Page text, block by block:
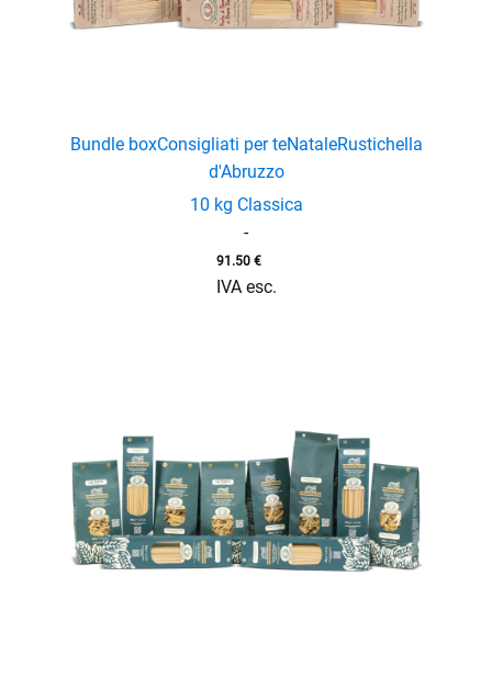
Bundle boxConsigliati per teNataleRustichella
d'Abruzzo
10 kg Classica
-
91.50 €
IVA esc.